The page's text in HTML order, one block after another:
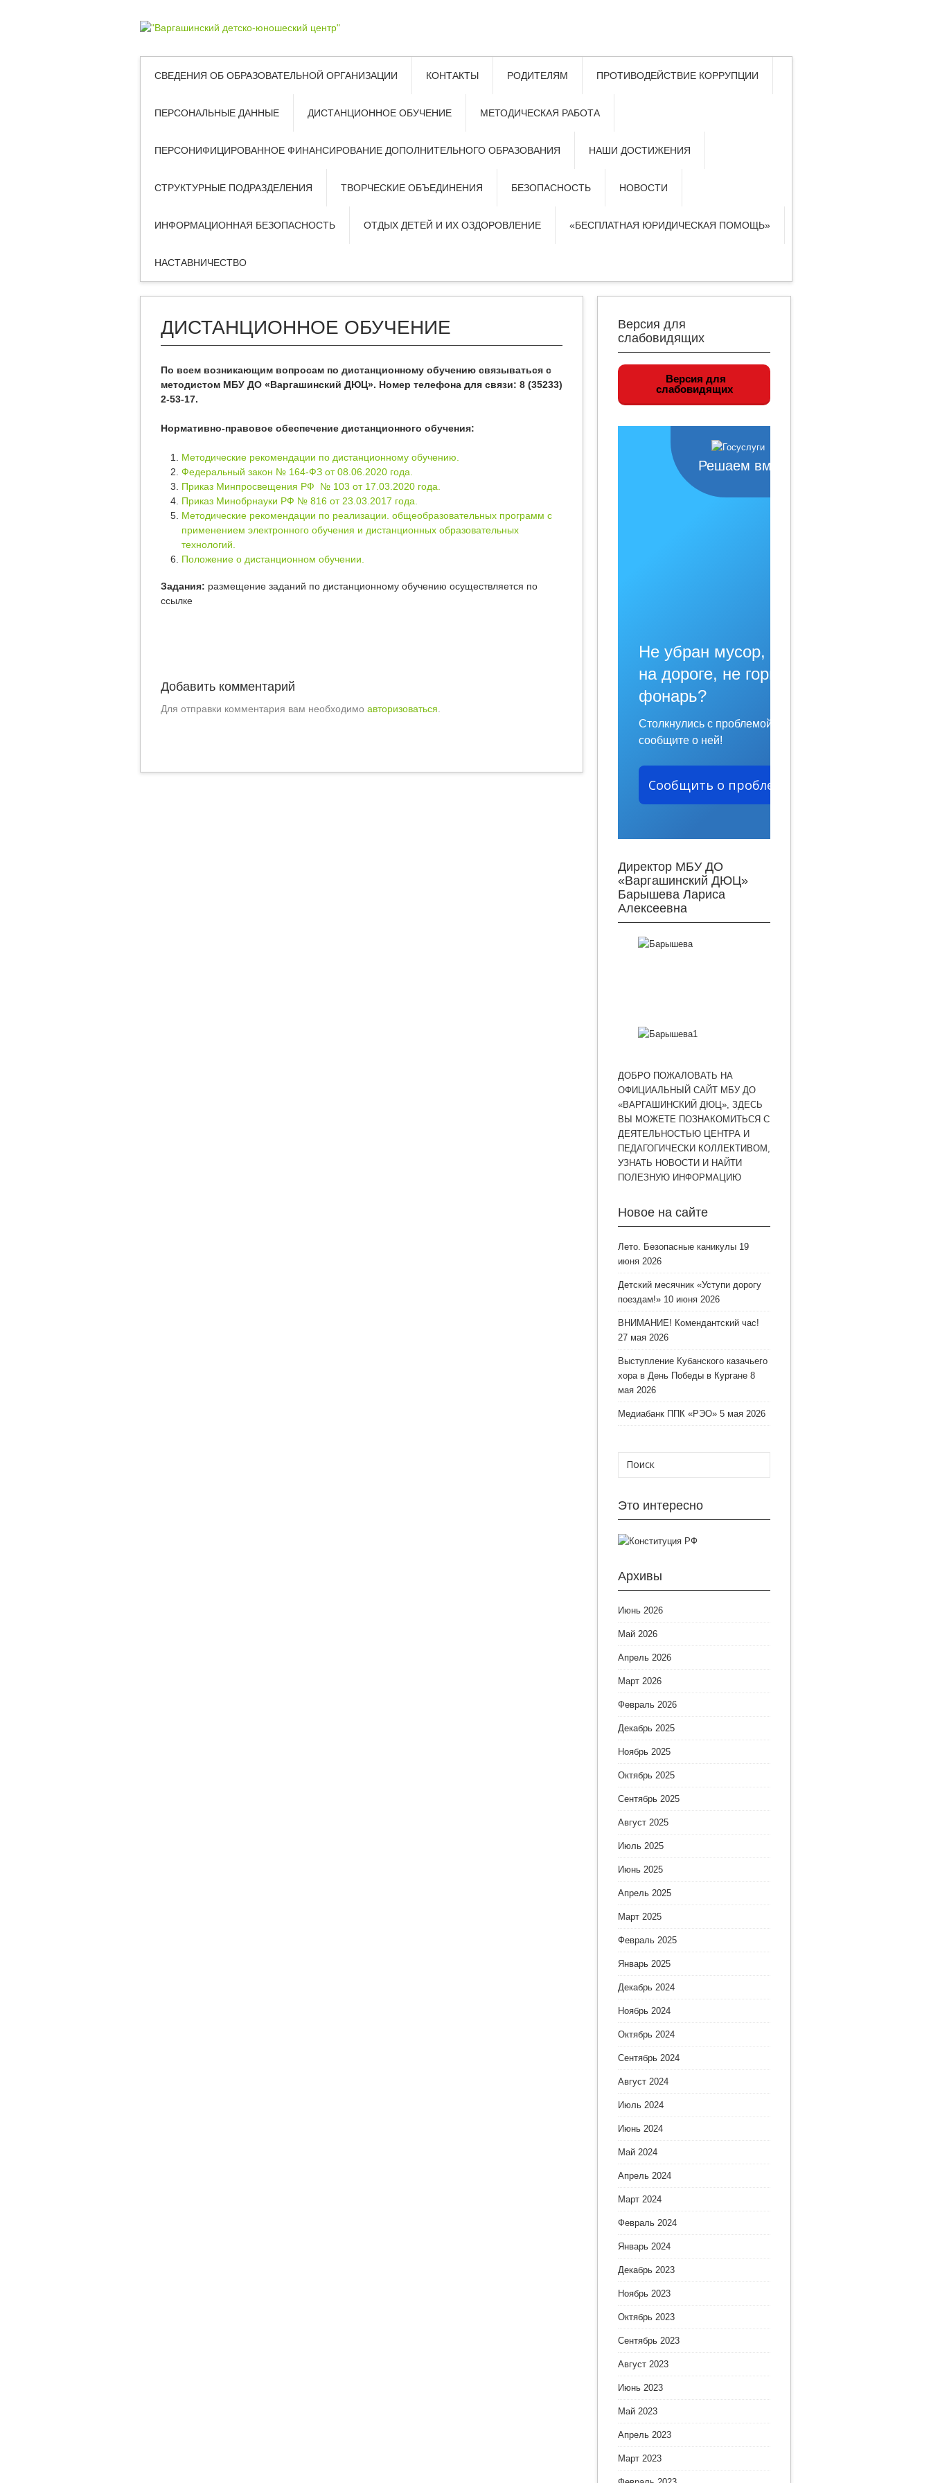
СВЕДЕНИЯ ОБ ОБРАЗОВАТЕЛЬНОЙ ОРГАНИЗАЦИИ КОНТАКТЫ РОДИТЕЛЯМ ПРОТИВОДЕЙСТВИЕ КОРРУПЦИИ
ПЕРСОНАЛЬНЫЕ ДАННЫЕ ДИСТАНЦИОННОЕ ОБУЧЕНИЕ МЕТОДИЧЕСКАЯ РАБОТА
ПЕРСОНИФИЦИРОВАННОЕ ФИНАНСИРОВАНИЕ ДОПОЛНИТЕЛЬНОГО ОБРАЗОВАНИЯ НАШИ ДОСТИЖЕНИЯ
СТРУКТУРНЫЕ ПОДРАЗДЕЛЕНИЯ ТВОРЧЕСКИЕ ОБЪЕДИНЕНИЯ БЕЗОПАСНОСТЬ НОВОСТИ
ИНФОРМАЦИОННАЯ БЕЗОПАСНОСТЬ ОТДЫХ ДЕТЕЙ И ИХ ОЗДОРОВЛЕНИЕ «БЕСПЛАТНАЯ ЮРИДИЧЕСКАЯ ПОМОЩЬ»
НАСТАВНИЧЕСТВО
ДИСТАНЦИОННОЕ ОБУЧЕНИЕ
По всем возникающим вопросам по дистанционному обучению связываться с
методистом МБУ ДО «Варгашинский ДЮЦ». Номер телефона для связи: 8 (35233)
2-53-17.
Нормативно-правовое обеспечение дистанционного обучения:
Методические рекомендации по дистанционному обучению.
Федеральный закон № 164-ФЗ от 08.06.2020 года.
Приказ Минпросвещения РФ № 103 от 17.03.2020 года.
Приказ Минобрнауки РФ № 816 от 23.03.2017 года.
Методические рекомендации по реализации. общеобразовательных программ с
применением электронного обучения и дистанционных образовательных
технологий.
Положение о дистанционном обучении.
Задания: размещение заданий по дистанционному обучению осуществляется по
ссылке
Добавить комментарий
Для отправки комментария вам необходимо авторизоваться
Версия для
слабовидящих
Версия для
слабовидящих
Решаем вместе
Не убран мусор, яма
на дороге, не горит
фонарь?
Столкнулись с проблемой —
сообщите о ней!
Сообщить о проблеме
Директор МБУ ДО
«Варгашинский ДЮЦ»
Барышева Лариса
Алексеевна
ДОБРО ПОЖАЛОВАТЬ НА
ОФИЦИАЛЬНЫЙ САЙТ МБУ ДО
«ВАРГАШИНСКИЙ ДЮЦ», ЗДЕСЬ
ВЫ МОЖЕТЕ ПОЗНАКОМИТЬСЯ С
ДЕЯТЕЛЬНОСТЬЮ ЦЕНТРА И
ПЕДАГОГИЧЕСКИ КОЛЛЕКТИВОМ,
УЗНАТЬ НОВОСТИ И НАЙТИ
ПОЛЕЗНУЮ ИНФОРМАЦИЮ
Новое на сайте
Лето. Безопасные каникулы 19
июня 2026
Детский месячник «Уступи дорогу
поездам!» 10 июня 2026
ВНИМАНИЕ! Комендантский час!
27 мая 2026
Выступление Кубанского казачьего
хора в День Победы в Кургане 8
мая 2026
Медиабанк ППК «РЭО» 5 мая 2026
Это интересно
Архивы
Июнь 2026
Май 2026
Апрель 2026
Март 2026
Февраль 2026
Декабрь 2025
Ноябрь 2025
Октябрь 2025
Сентябрь 2025
Август 2025
Июль 2025
Июнь 2025
Апрель 2025
Март 2025
Февраль 2025
Январь 2025
Декабрь 2024
Ноябрь 2024
Октябрь 2024
Сентябрь 2024
Август 2024
Июль 2024
Июнь 2024
Май 2024
Апрель 2024
Март 2024
Февраль 2024
Январь 2024
Декабрь 2023
Ноябрь 2023
Октябрь 2023
Сентябрь 2023
Август 2023
Июнь 2023
Май 2023
Апрель 2023
Март 2023